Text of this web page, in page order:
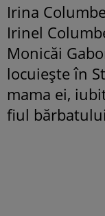
Irina
Irinel
Monicăi
locuiește în
mama ei,
fiul